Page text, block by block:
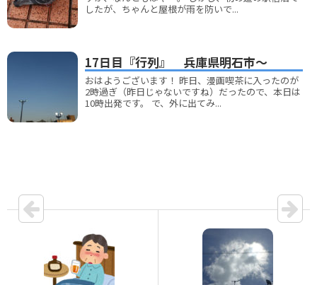
したが、ちゃんと屋根が雨を防いで...
17日目『行列』 兵庫県明石市～
おはようございます！ 昨日、漫画喫茶に入ったのが
2時過ぎ（昨日じゃないですね）だったので、本日は
10時出発です。 で、外に出てみ...